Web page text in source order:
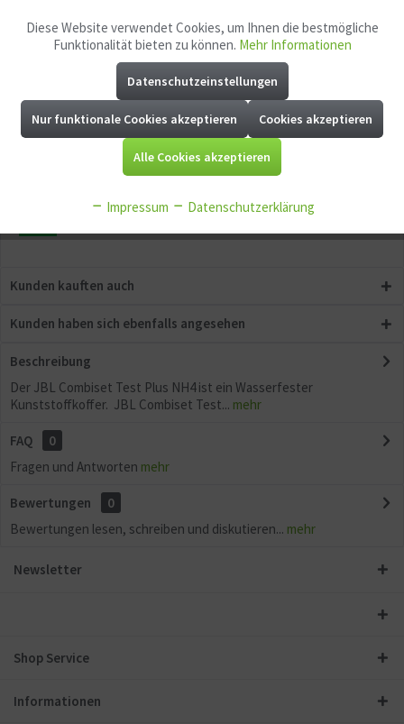
In den Warenkorb
Merken Fragen zum Artikel?
Artikel-Nr.:
2551000
4014162240903
Kunden kauften auch
Kunden haben sich ebenfalls angesehen
Beschreibung
Der JBL Combiset Test Plus NH4 ist ein Wasserfester
Kunststoffkoffer. JBL Combiset Test... mehr
FAQ
0
Fragen und Antworten mehr
Bewertungen
0
Bewertungen lesen, schreiben und diskutieren... mehr
Newsletter
Shop Service
Informationen
Funktionale Aktiv
Tracking Aktiv
Diese Website verwendet Cookies, um Ihnen die bestmögliche
Funktionalität bieten zu können. Mehr Informationen
Datenschutzeinstellungen
Nur funktionale Cookies akzeptieren Cookies akzeptieren
Alle Cookies akzeptieren
Impressum Datenschutzerklärung